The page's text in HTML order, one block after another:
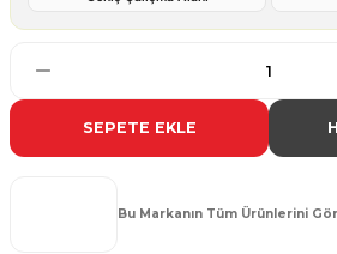
SEPETE EKLE
Bu Markanın Tüm Ürünlerini Gör